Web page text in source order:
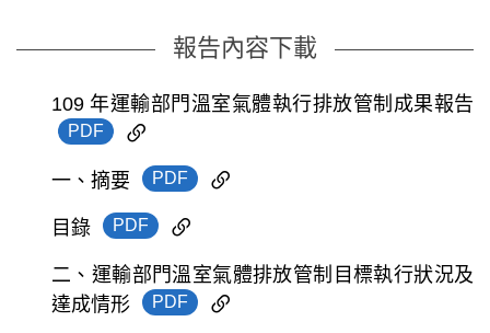
報告內容下載
109 年運輸部門溫室氣體執行排放管制成果報告
PDF
一、摘要 PDF
目錄 PDF
二、運輸部門溫室氣體排放管制目標執行狀況及
達成情形
PDF